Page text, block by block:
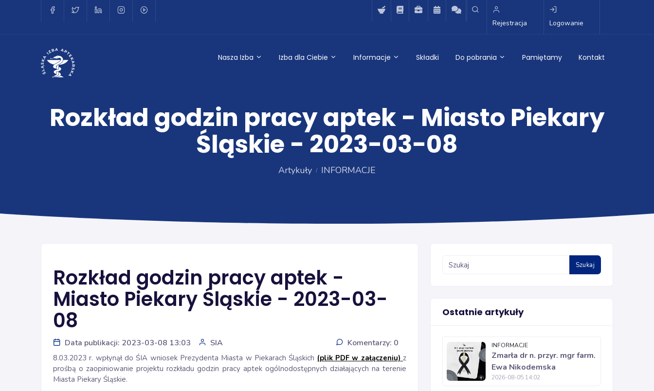
Rejestracja Logowanie
Nasza Izba Izba dla Ciebie Informacje Składki Do pobrania Pamiętamy Kontakt
Rozkład godzin pracy aptek - Miasto Piekary
Śląskie - 2023-03-08
Artykuły INFORMACJE
Rozkład godzin pracy aptek -
Miasto Piekary Śląskie - 2023-03-
08
Data publikacji: 2023-03-08 13:03 SIA Komentarzy: 0
8.03.2023 r. wpłynął do ŚIA wniosek Prezydenta Miasta w Piekarach Śląskich (plik PDF w załączeniu) z
prośbą o zaopiniowanie projektu rozkładu godzin pracy aptek ogólnodostępnych działających na terenie
Miasta Piekary Śląskie.
Szukaj
Ostatnie artykuły
INFORMACJE
Zmarła dr n. przyr. mgr farm.
Ewa Nikodemska
2026-08-05 14:02